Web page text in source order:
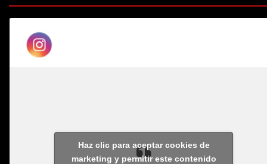
Haz clic para aceptar cookies de
marketing y permitir este contenido